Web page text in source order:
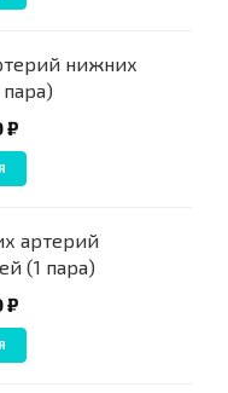
нижних
₽
артерий
(1 пара)
₽